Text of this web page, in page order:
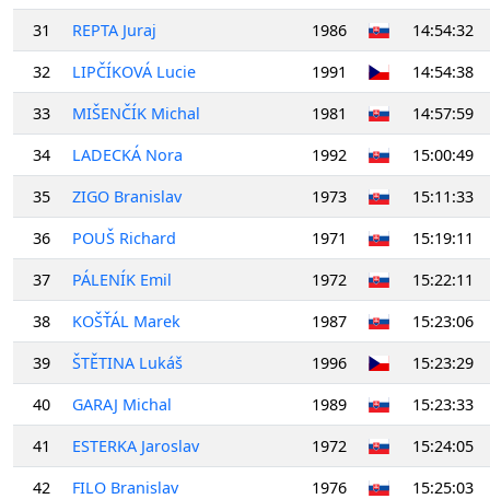
31
REPTA Juraj 1986
14:54:32
32
LIPČÍKOVÁ Lucie 1991
14:54:38
33
MIŠENČÍK Michal 1981
14:57:59
34
LADECKÁ Nora 1992
15:00:49
35
ZIGO Branislav 1973
15:11:33
36
POUŠ Richard 1971
15:19:11
37
PÁLENÍK Emil 1972
15:22:11
38
KOŠŤÁL Marek 1987
15:23:06
39
ŠTĚTINA Lukáš 1996
15:23:29
40
GARAJ Michal 1989
15:23:33
41
ESTERKA Jaroslav 1972
15:24:05
42
FILO Branislav 1976
15:25:03